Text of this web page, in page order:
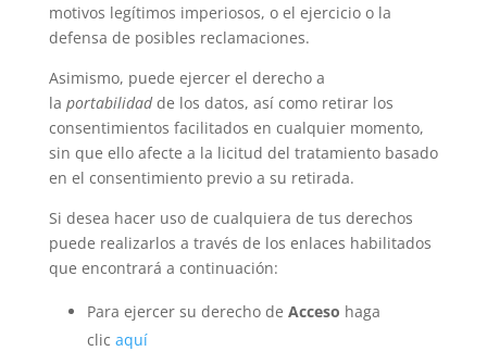
motivos legítimos imperiosos, o el ejercicio o la
defensa de posibles reclamaciones.
Asimismo, puede ejercer el derecho a
la portabilidadde los datos, así como retirar los
consentimientos facilitados en cualquier momento,
sin que ello afecte a la licitud del tratamiento basado
en el consentimiento previo a su retirada.
Si desea hacer uso de cualquiera de tus derechos
puede realizarlos a través de los enlaces habilitados
que encontrará a continuación:
Para ejercer su derecho de Acceso haga
clic aquí